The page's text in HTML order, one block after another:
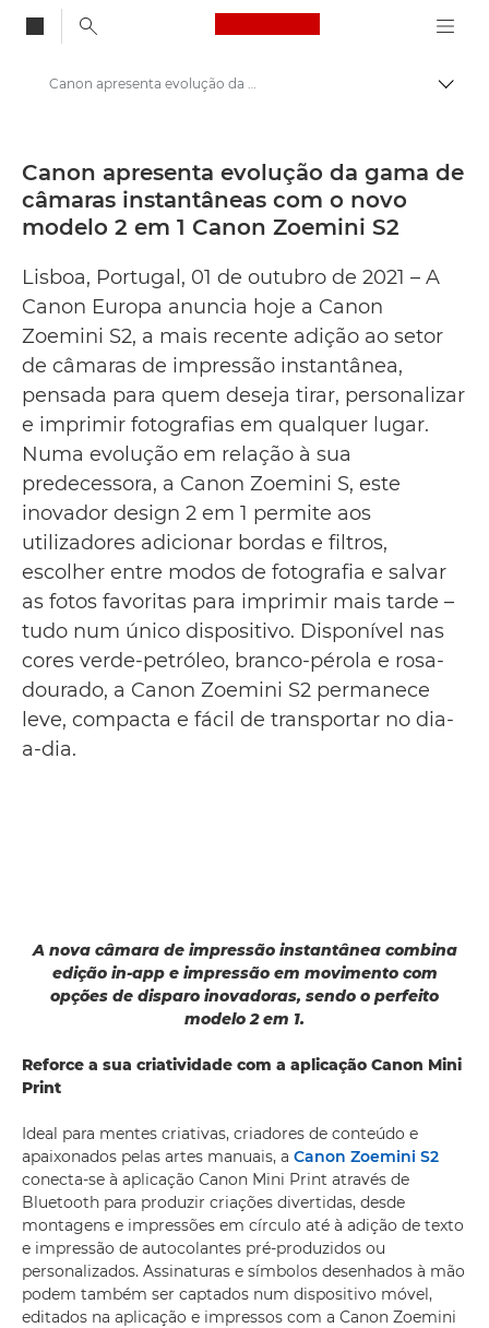
Canon Logo, back
Press Centre
Comunicados de imprensa – Centro de imprensa da Canon
Canon apresenta evolução da gama de câmaras instantâneas com o novo modelo 2 em 1 Canon Zoemini S2 - Centro de imprensa da Canon
Canon apresenta evolução da gama de
câmaras instantâneas com o novo
modelo 2 em 1 Canon Zoemini S2
Lisboa, Portugal, 01 de outubro de 2021 – A
Canon Europa anuncia hoje a Canon
Zoemini S2, a mais recente adição ao setor
de câmaras de impressão instantânea,
pensada para quem deseja tirar, personalizar
e imprimir fotografias em qualquer lugar.
Numa evolução em relação à sua
predecessora, a Canon Zoemini S, este
inovador design 2 em 1 permite aos
utilizadores adicionar bordas e filtros,
escolher entre modos de fotografia e salvar
as fotos favoritas para imprimir mais tarde –
tudo num único dispositivo. Disponível nas
cores verde-petróleo, branco-pérola e rosa-
dourado, a Canon Zoemini S2 permanece
leve, compacta e fácil de transportar no dia-
a-dia.
A nova câmara de impressão instantânea combina
edição in-app e impressão em movimento com
opções de disparo inovadoras, sendo o perfeito
modelo 2 em 1.
Reforce a sua criatividade com a aplicação Canon Mini
Print
Ideal para mentes criativas, criadores de conteúdo e
apaixonados pelas artes manuais, a Canon Zoemini S2
conecta-se à aplicação Canon Mini Print através de
Bluetooth para produzir criações divertidas, desde
montagens e impressões em círculo até à adição de texto
e impressão de autocolantes pré-produzidos ou
personalizados. Assinaturas e símbolos desenhados à mão
podem também ser captados num dispositivo móvel,
editados na aplicação e impressos com a Canon Zoemini